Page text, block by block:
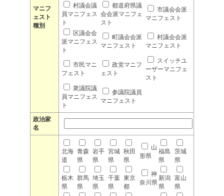
マニフ
ェスト
種別
村議会議
員マニフェス
ト
都道府県議
会会派マニフェ
スト
市議会会派
マニフェスト
区議会会
派マニフェス
ト
町議会会派
マニフェスト
村議会会派
マニフェスト
市民マニ
フェスト
政党マニフ
ェスト
スイッチユ
ーザーマニフェ
スト
衆議院議
員マニフェス
ト
参議院議員
マニフェスト
政治家
名
北海
道
青森
県
岩手
県
宮城
県
秋田
県
山
形県
福島
県
茨城
県
栃木
県
群馬
県
埼玉
県
千葉
県
東京
都
神
奈川県
新潟
県
富山
県